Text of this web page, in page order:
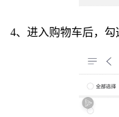
4、进入购物车后，